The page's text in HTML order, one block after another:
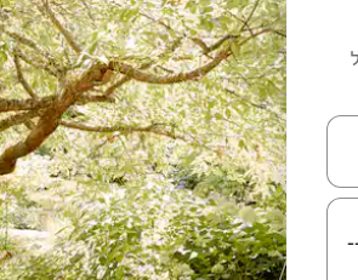
ולמטה או לעיין בעזרת תנועות מגע או החלקה.